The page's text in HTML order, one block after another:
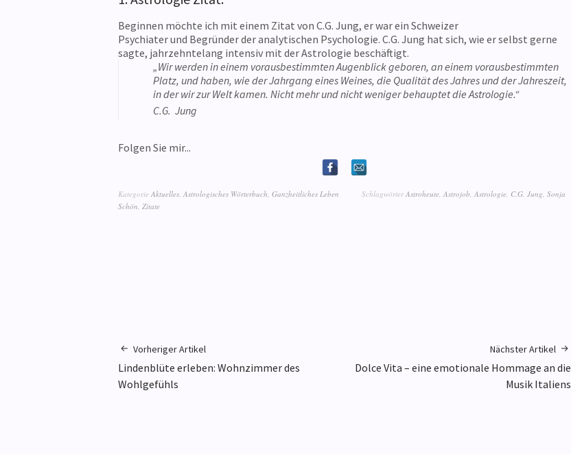
Beginnen möchte ich mit einem Zitat von C.G. Jung, er war ein Schweizer
Psychiater und Begründer der analytischen Psychologie. C.G. Jung hat sich, wie er selbst gerne
sagte, jahrzehntelang intensiv mit der Astrologie beschäftigt.
„Wir werden in einem vorausbestimmten Augenblick geboren, an einem vorausbestimmten
Platz, und haben, wie der Jahrgang eines Weines, die Qualität des Jahres und der Jahreszeit,
in der wir zur Welt kamen. Nicht mehr und nicht weniger behauptet die Astrologie.“
C.G. Jung
Folgen Sie mir...
Kategorie Aktuelles Astrologisches Wörterbuch Ganzheitliches Leben SchlagwörterAstroheute Astrojob Astrologie C.G. Jung Sonja
Schön Zitate
Vorheriger Artikel
Lindenblüte erleben: Wohnzimmer des
Wohlgefühls
Nächster Artikel
Dolce Vita – eine emotionale Hommage an die
Musik Italiens